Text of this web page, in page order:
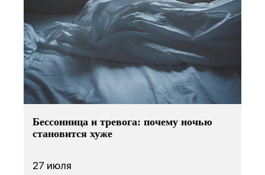
Бессонница и тревога: почему ночью
становится хуже
27 июля